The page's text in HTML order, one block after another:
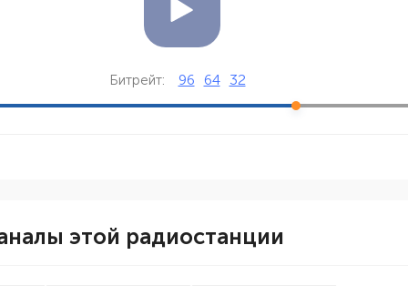
Битрейт: 96 64 32
этой радиостанции